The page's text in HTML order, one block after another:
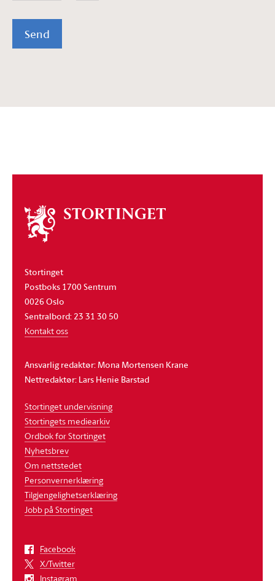
Send
Om
stortinget
Stortinget
Postboks 1700 Sentrum
0026 Oslo
Sentralbord: 23 31 30 50
Kontakt oss
Ansvarlig redaktør: Mona Mortensen Krane
Nettredaktør: Lars Henie Barstad
Stortinget undervisning
Stortingets mediearkiv
Ordbok for Stortinget
Nyhetsbrev
Om nettstedet
Personvernerklæring
Tilgjengelighetserklæring
Jobb på Stortinget
Facebook
X/Twitter
Instagram